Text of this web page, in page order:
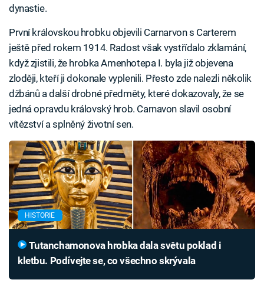
dynastie.
První královskou hrobku objevili Carnarvon s Carterem
ještě před rokem 1914. Radost však vystřídalo zklamání,
když zjistili, že hrobka Amenhotepa I. byla již objevena
zloději, kteří ji dokonale vyplenili. Přesto zde nalezli několik
džbánů a další drobné předměty, které dokazovaly, že se
jedná opravdu královský hrob. Carnavon slavil osobní
vítězství a splněný životní sen.
HISTORIE
kletbu. Podívejte se, co všechno skrývala